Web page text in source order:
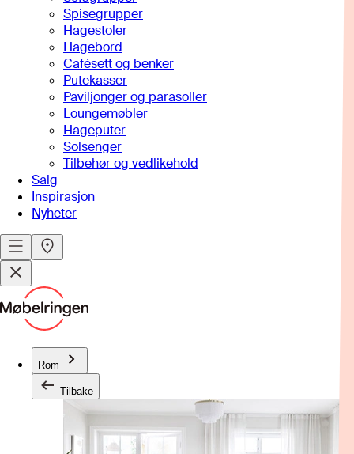
Spisegrupper
Hagestoler
Hagebord
Cafésett og benker
Putekasser
Paviljonger og parasoller
Loungemøbler
Hageputer
Solsenger
Tilbehør og vedlikehold
Salg
Inspirasjon
Nyheter
Rom
Tilbake